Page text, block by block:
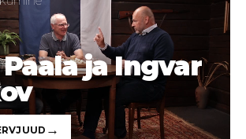
ja Ingvar